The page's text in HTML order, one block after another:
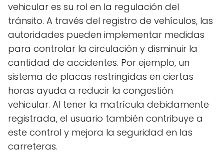
vehicular es su rol en la regulación del
tránsito. A través del registro de vehículos, las
autoridades pueden implementar medidas
para controlar la circulación y disminuir la
cantidad de accidentes. Por ejemplo, un
sistema de placas restringidas en ciertas
horas ayuda a reducir la congestión
vehicular. Al tener la matrícula debidamente
registrada, el usuario también contribuye a
este control y mejora la seguridad en las
carreteras.